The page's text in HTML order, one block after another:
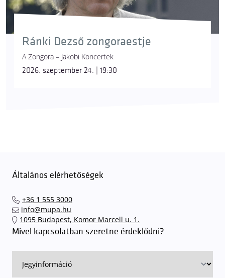
Ránki Dezső zongoraestje
A Zongora – Jakobi Koncertek
2026. szeptember 24. | 19:30
Általános elérhetőségek
+36 1 555 3000
info@mupa.hu
1095 Budapest, Komor Marcell u. 1.
Mivel kapcsolatban szeretne érdeklődni?